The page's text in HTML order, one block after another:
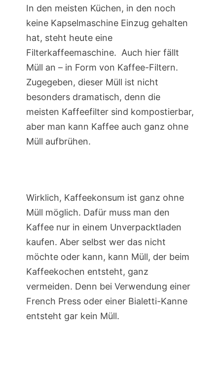
In den meisten Küchen, in den noch
keine Kapselmaschine Einzug gehalten
hat, steht heute eine
Filterkaffeemaschine. Auch hier fällt
Müll an – in Form von Kaffee-Filtern.
Zugegeben, dieser Müll ist nicht
besonders dramatisch, denn die
meisten Kaffeefilter sind kompostierbar,
aber man kann Kaffee auch ganz ohne
Müll aufbrühen.
Wirklich, Kaffeekonsum ist ganz ohne
Müll möglich. Dafür muss man den
Kaffee nur in einem Unverpacktladen
kaufen. Aber selbst wer das nicht
möchte oder kann, kann Müll, der beim
Kaffeekochen entsteht, ganz
vermeiden. Denn bei Verwendung einer
French Press oder einer Bialetti-Kanne
entsteht gar kein Müll.